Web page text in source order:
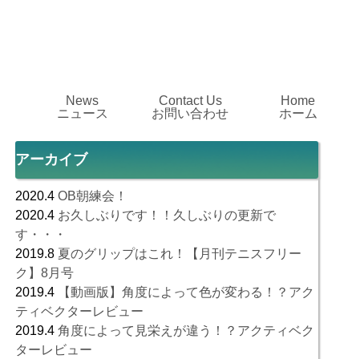
News
ニュース
Contact Us
お問い合わせ
Home
ホーム
アーカイブ
2020.4 OB朝練会！
2020.4 お久しぶりです！！久しぶりの更新で
す・・・
2019.8 夏のグリップはこれ！【月刊テニスフリー
ク】8月号
2019.4
【動画版】角度によって色が変わる！？アク
ティベクターレビュー
2019.4 角度によって見栄えが違う！？アクティベク
ターレビュー